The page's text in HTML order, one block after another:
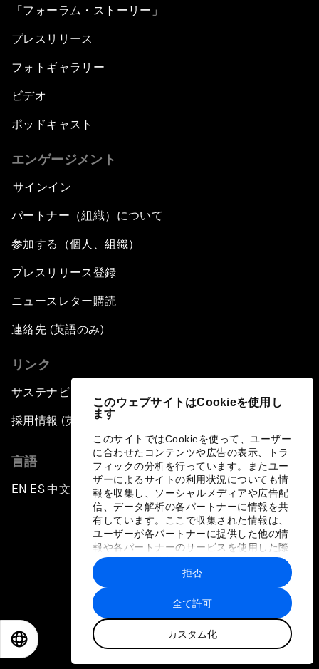
このウェブサイトはCookieを使用し
ます
このサイトではCookieを使って、ユーザー
に合わせたコンテンツや広告の表示、トラ
フィックの分析を行っています。またユー
ザーによるサイトの利用状況についても情
報を収集し、ソーシャルメディアや広告配
信、データ解析の各パートナーに情報を共
有しています。ここで収集された情報は、
ユーザーが各パートナーに提供した他の情
報や各パートナーのサービスを使用した際
に収集された情報と組み合わされ、各パー
トナーによって使用されることがありま
す。
全て許可
カスタム化
拒否
「フォーラム・ストーリー」
プレスリリース
フォトギャラリー
ビデオ
ポッドキャスト
エンゲージメント
サインイン
パートナー（組織）について
参加する（個人、組織）
プレスリリース登録
ニュースレター購読
連絡先 (英語のみ)
リンク
サステナビリティへの取り組み
採用情報 (英語のみ)
言語
EN ▪ ES▪中文▪ 日本語
プライバシーポリシーと利用規約
サイトマップ
©
世界経済フォーラム